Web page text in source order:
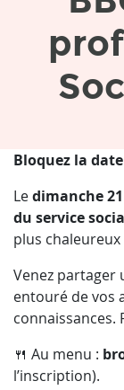
Bloquez la
Ledimanche
du service
plus
Venez partager
entouré de vos
connaissances.
🍴 Au menu :
l’inscription).